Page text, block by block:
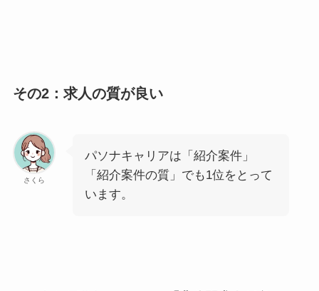
その2：求人の質が良い
さくら
パソナキャリアは 「紹介案件」
「紹介案件の質」 でも1位をとって
います。